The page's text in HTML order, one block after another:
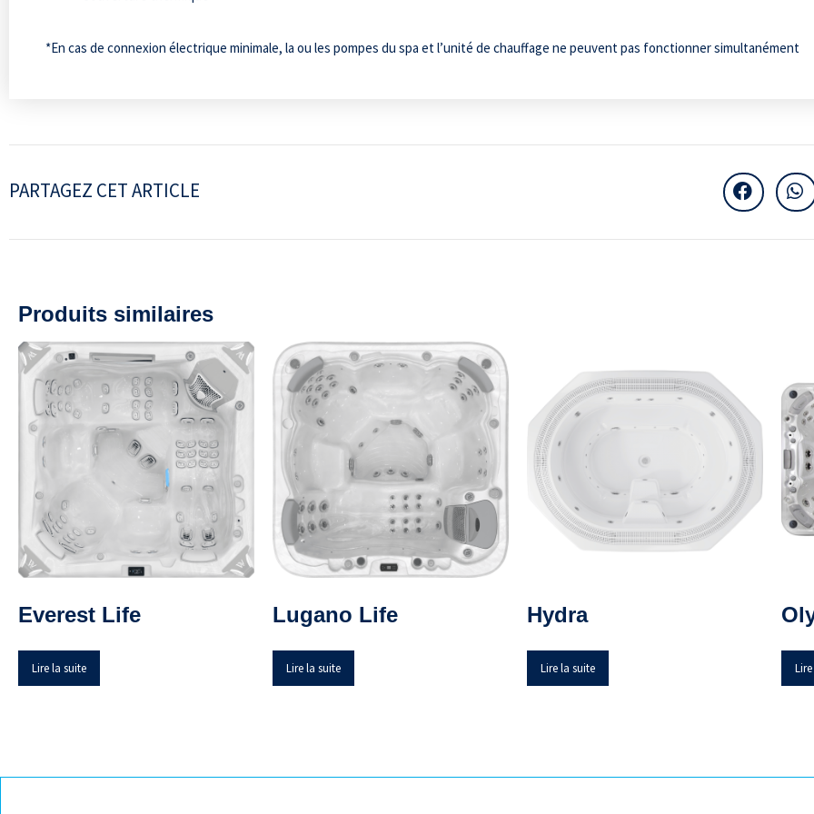
*En cas de connexion électrique minimale, la ou les pompes du spa et l’unité de chauffage ne peuvent pas fonctionner simultanément
PARTAGEZ CET ARTICLE
Produits similaires
Everest Life
Lire la suite
Lugano Life
Lire la suite
Hydra
Lire la suite